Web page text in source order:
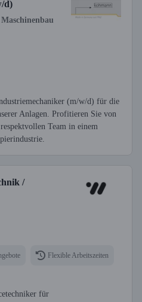
d)
(m/w/d) für die
Anlagen. Profitieren Sie von
Team in einem
/
Flexible Arbeitszeiten
für